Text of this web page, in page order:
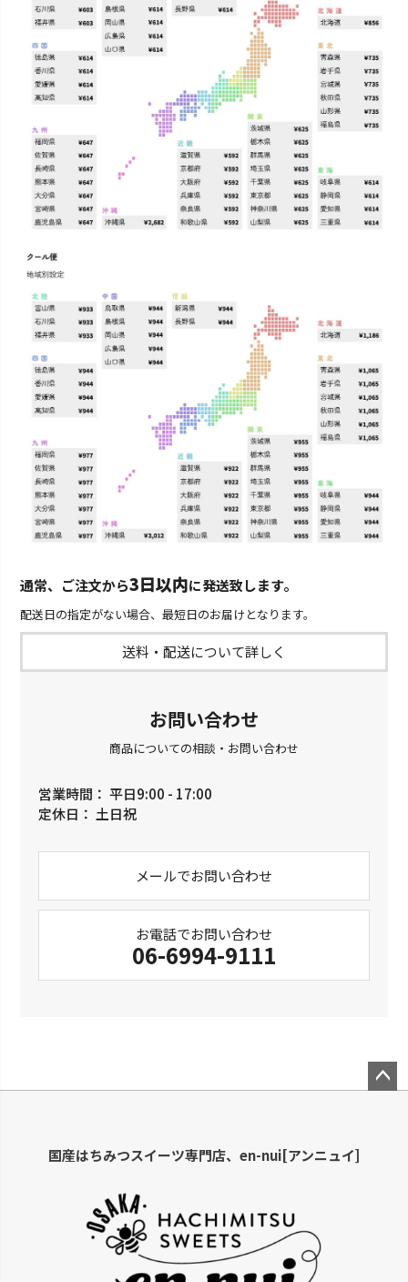
通常、ご注文から3日以内に発送致します。
配送日の指定がない場合、最短日のお届けとなります。
送料・配送について詳しく
お問い合わせ
商品についての相談・お問い合わせ
営業時間： 平日9:00 - 17:00
定休日： 土日祝
メールでお問い合わせ
お電話でお問い合わせ
06-6994-9111
国産はちみつスイーツ専門店、en-nui[アンニュイ]